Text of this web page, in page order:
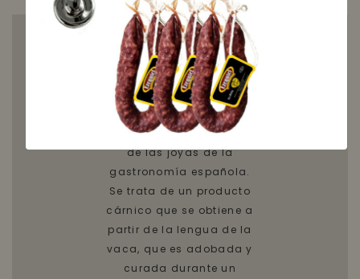
La Lengua de Vaca
Adobada Curada es una
de las joyas de la
gastronomía española.
Se trata de un producto
cárnico que se obtiene a
partir de la lengua de la
vaca, que es adobada y
curada durante un